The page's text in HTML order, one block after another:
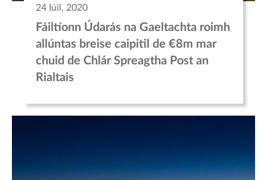
24 Iúil, 2020
Fáiltíonn Údarás na Gaeltachta roimh
allúntas breise caipitil de €8m mar
chuid de Chlár Spreagtha Post an
Rialtais